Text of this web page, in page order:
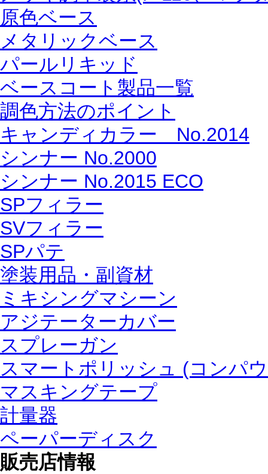
原色ベース
メタリックベース
パールリキッド
ベースコート製品一覧
調色方法のポイント
キャンディカラー No.2014
シンナー No.2000
シンナー No.2015 ECO
SPフィラー
SVフィラー
SPパテ
塗装用品・副資材
ミキシングマシーン
アジテーターカバー
スプレーガン
スマートポリッシュ (コンパ
マスキングテープ
計量器
ペーパーディスク
販売店情報